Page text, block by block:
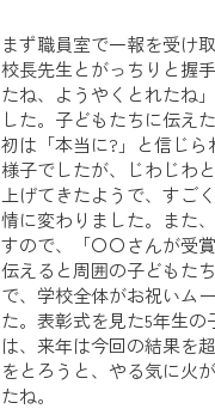
まず職員室で一報を受け
校長先生とがっちりと握
たね、ようやくとれたね
した。子どもたちに伝え
初は「本当に?」と信じら
様子でしたが、じわじわ
上げてきたようで、すご
情に変わりました。また
すので、「〇〇さんが受
伝えると周囲の子どもた
で、学校全体がお祝いム
た。表彰式を見た5年生の
は、来年は今回の結果を
をとろうと、やる気に火
たね。